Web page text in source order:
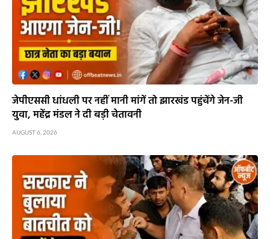
जेपीएससी धांधली पर नहीं मानी मांगें तो झारखंड पहुंचेंगे जेन-जी
युवा, महेंद्र मंडल ने दी बड़ी चेतावनी
AUGUST 6, 2026